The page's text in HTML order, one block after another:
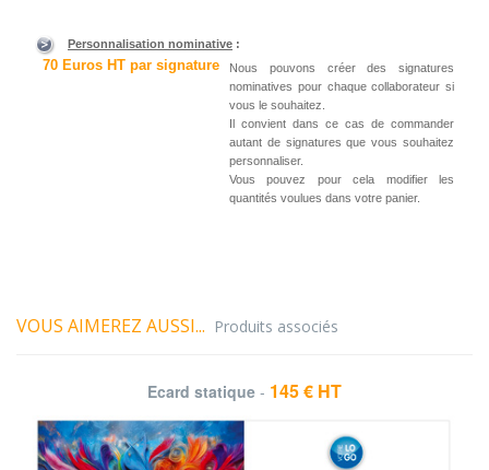
Personnalisation nominative :
70 Euros HT par signature
Nous pouvons créer des signatures
nominatives pour chaque collaborateur si
vous le souhaitez.
Il convient dans ce cas de commander
autant de signatures que vous souhaitez
personnaliser.
Vous pouvez pour cela modifier les
quantités voulues dans votre panier.
VOUS AIMEREZ AUSSI... Produits associés
Ecard statique - 145 € HT